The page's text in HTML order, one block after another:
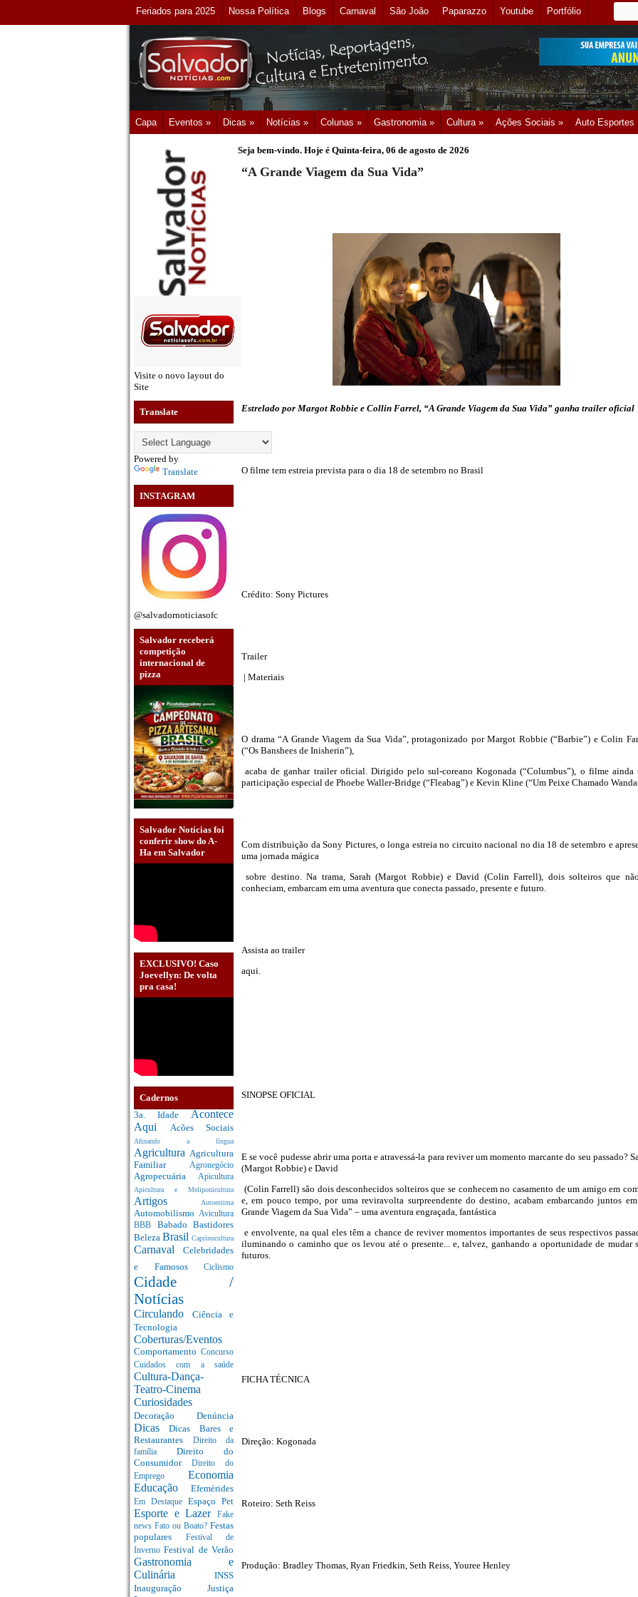
Feriados para 2025 Nossa Política Blogs Carnaval São João Paparazzo Youtube Portfólio
Capa Eventos » Dicas » Notícias » Colunas » Gastronomia » Cultura » Ações Sociais » Auto Esportes
Visite o novo layout do
Site
Translate
Powered by
Translate
INSTAGRAM
@salvadornoticiasofc
Salvador receberá
competição
internacional de
pizza
Salvador Notícias foi
conferir show do A-
Ha em Salvador
EXCLUSIVO! Caso
Joevellyn: De volta
pra casa!
Cadernos
3a. Idade Acontece
Aqui Acões Sociais
Afinando a língua
Agricultura Agricultura
Familiar Agronegócio
Agropecuária Apicultura
Apicultura e Meliponicultura
Artigos Autoestima
Automobilismo Avicultura
BBB Babado Bastidores
Beleza Brasil Caprinocultura
Carnaval Celebridades
e Famosos Ciclismo
Cidade /
Notícias
Circulando Ciência e
Tecnologia
Coberturas/Eventos
Comportamento Concurso
Cuidados com a saúde
Cultura-Dança-
Teatro-Cinema
Curiosidades
Decoração Denúncia
DicasDicas Bares e
Restaurantes
Direito da
família Direito do
Consumidor Direito do
Emprego Economia
Educação Efemérides
Em Destaque Espaço Pet
Esporte e Lazer
Fake
news Fato ou Boato? Festas
populares
Festival de
InvernoFestival de Verão
Gastronomia e
Culinária INSS
Inauguração Justiça
Seja bem-vindo. Hoje é Quinta-feira, 06 de agosto de 2026
“A Grande Viagem da Sua Vida”
Estrelado por Margot Robbie e Collin Farrel, “A Grande Viagem da Sua Vida” ganha trailer oficial
O filme tem estreia prevista para o dia 18 de setembro no Brasil
Crédito: Sony Pictures
Trailer
| Materiais
O drama “A Grande Viagem da Sua Vida”, protagonizado por Margot Robbie (“Barbie”) e Colin
(“Os Banshees de Inisherin”),
acaba de ganhar trailer oficial. Dirigido pelo sul-coreano Kogonada (“Columbus”), o filme ainda
participação especial de Phoebe Waller-Bridge (“Fleabag”) e Kevin Kline (“Um Peixe Chamado
Com distribuição da Sony Pictures, o longa estreia no circuito nacional no dia 18 de setembro e
uma jornada mágica
sobre destino. Na trama, Sarah (Margot Robbie) e David (Colin Farrell), dois solteiros que
conheciam, embarcam em uma aventura que conecta passado, presente e futuro.
Assista ao trailer
aqui.
SINOPSE OFICIAL
E se você pudesse abrir uma porta e atravessá-la para reviver um momento marcante do seu passado?
(Margot Robbie) e David
(Colin Farrell) são dois desconhecidos solteiros que se conhecem no casamento de um amigo em
e, em pouco tempo, por uma reviravolta surpreendente do destino, acabam embarcando juntos
Grande Viagem da Sua Vida” – uma aventura engraçada, fantástica
e envolvente, na qual eles têm a chance de reviver momentos importantes de seus respectivos
iluminando o caminho que os levou até o presente... e, talvez, ganhando a oportunidade de mudar
futuros.
FICHA TÉCNICA
Direção: Kogonada
Roteiro: Seth Reiss
Produção: Bradley Thomas, Ryan Friedkin, Seth Reiss, Youree Henley